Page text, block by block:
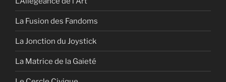
La Fusion des Fandoms
La Jonction du Joystick
La Matrice de la Gaieté